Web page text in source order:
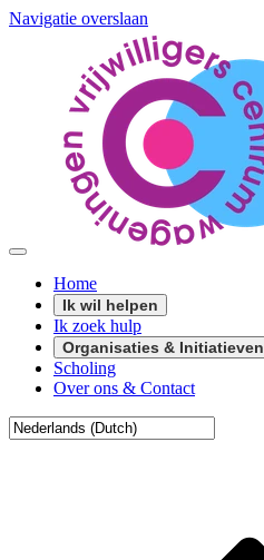
Navigatie overslaan
Home
Ik wil helpen
Ik zoek hulp
Organisaties & Initiatieven
Scholing
Over ons & Contact